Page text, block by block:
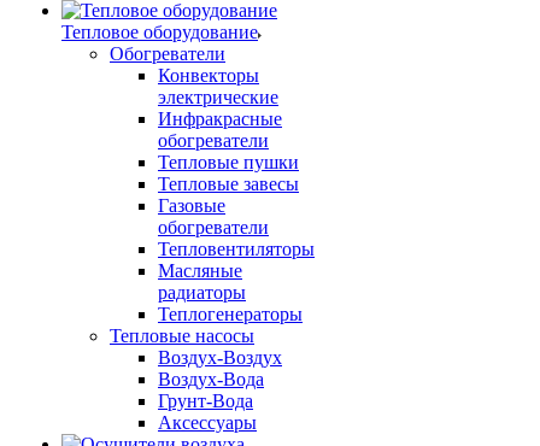
Тепловое оборудование
Обогреватели
Конвекторы
электрические
Инфракрасные
обогреватели
Тепловые пушки
Тепловые завесы
Газовые
обогреватели
Тепловентиляторы
Масляные
радиаторы
Теплогенераторы
Тепловые насосы
Воздух-Воздух
Воздух-Вода
Грунт-Вода
Аксессуары